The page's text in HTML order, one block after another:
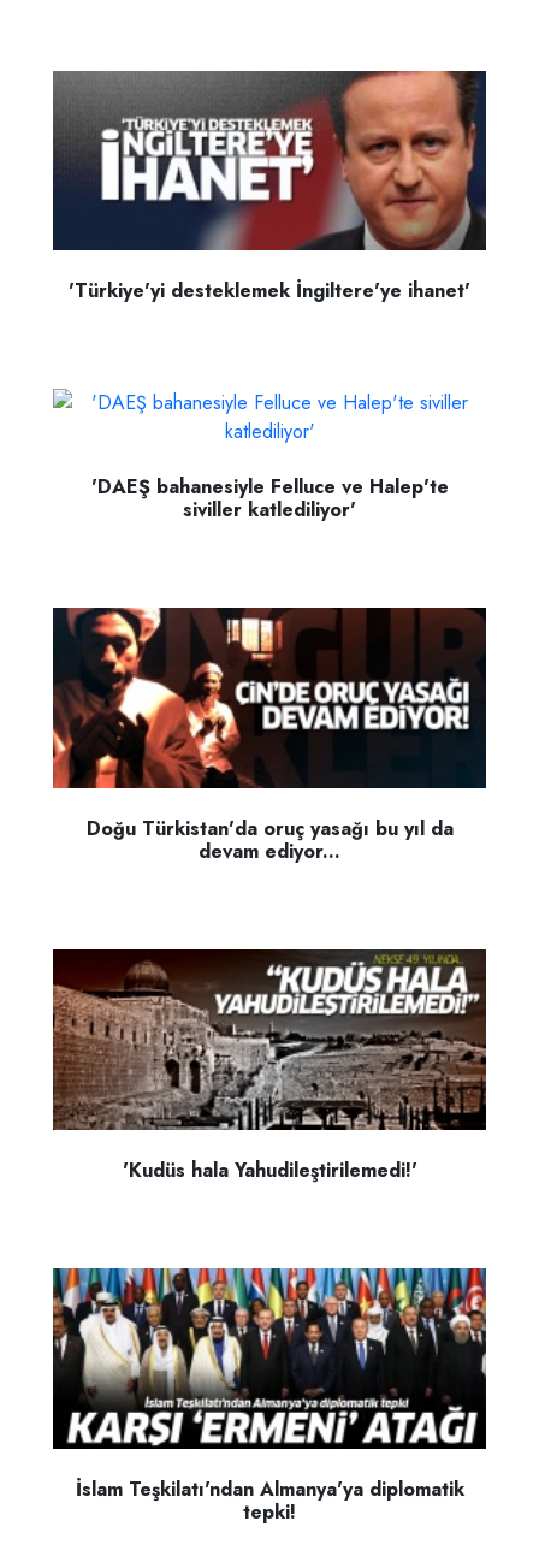
'Türkiye'yi desteklemek İngiltere'ye ihanet'
'DAEŞ bahanesiyle Felluce ve Halep'te
siviller katlediliyor'
Doğu Türkistan'da oruç yasağı bu yıl da
devam ediyor...
'Kudüs hala Yahudileştirilemedi!'
İslam Teşkilatı'ndan Almanya'ya diplomatik
tepki!